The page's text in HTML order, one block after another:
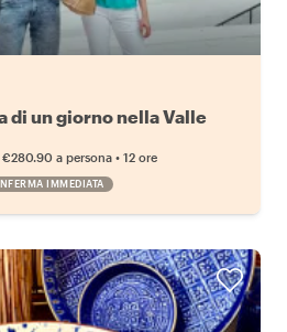
di un giorno nella Valle
€280.90 a persona • 12 ore
IMMEDIATA